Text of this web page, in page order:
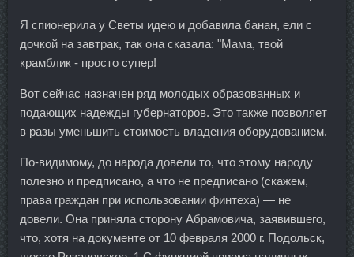
Я спионерила у Светы идею и добавила банан, ели с
дочкой на завтрак, так она сказала: "Мама, твой
крамблик - просто супер!
Вот сейчас назначен ряд молодых образованных и
подающих надежды губернаторов. Это также позволяет
в разы уменьшить стоимость владения оборудованием.
По-видимому, до народа довели то, что этому народу
полезно и предписано, а что не предписано (скажем,
права граждан при использовании финтеха) — не
довели. Она приняла сторону Абрамовича, заявившего,
что, хотя на документе от 10 февраля 2000 г. Подольск,